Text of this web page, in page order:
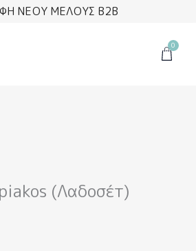
ΝΕΟΥ ΜΕΛΟΥΣ B2B
0
Cart
(Λαδοσέτ)